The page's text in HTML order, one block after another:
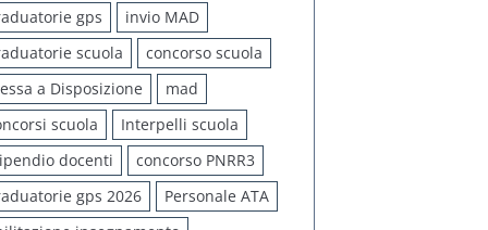
gps
invio MAD
scuola
concorso scuola
a Disposizione
mad
scuola
Interpelli scuola
docenti
concorso PNRR3
gps 2026
Personale ATA